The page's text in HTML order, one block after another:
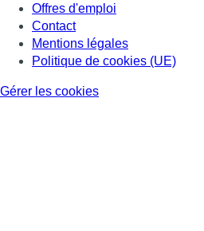
Offres d'emploi
Contact
Mentions légales
Politique de cookies (UE)
Gérer les cookies